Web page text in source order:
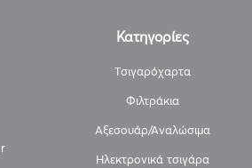
Κατηγορίες
Τσιγαρόχαρτα
Φιλτράκια
Αξεσουάρ/Αναλώσιμα
Ηλεκτρονικά τσιγάρα